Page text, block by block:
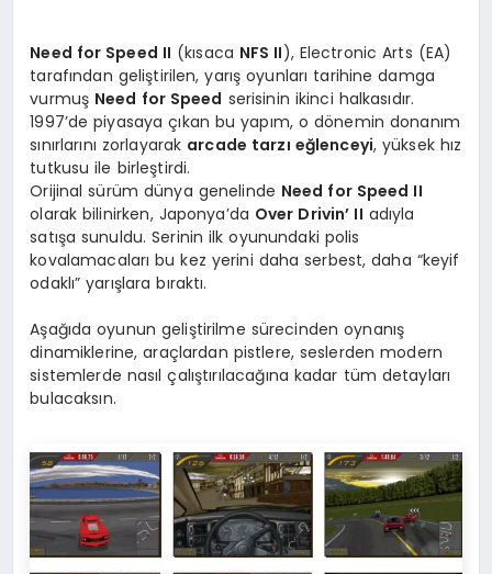
Need for Speed II (kısaca NFS II), Electronic Arts (EA)
tarafından geliştirilen, yarış oyunları tarihine damga
vurmuş Need for Speed serisinin ikinci halkasıdır.
1997’de piyasaya çıkan bu yapım, o dönemin donanım
sınırlarını zorlayarak arcade tarzı eğlenceyi, yüksek hız
tutkusu ile birleştirdi.
Orijinal sürüm dünya genelinde Need for Speed II
olarak bilinirken, Japonya’da Over Drivin’ II adıyla
satışa sunuldu. Serinin ilk oyunundaki polis
kovalamacaları bu kez yerini daha serbest, daha “keyif
odaklı” yarışlara bıraktı.
Aşağıda oyunun geliştirilme sürecinden oynanış
dinamiklerine, araçlardan pistlere, seslerden modern
sistemlerde nasıl çalıştırılacağına kadar tüm detayları
bulacaksın.